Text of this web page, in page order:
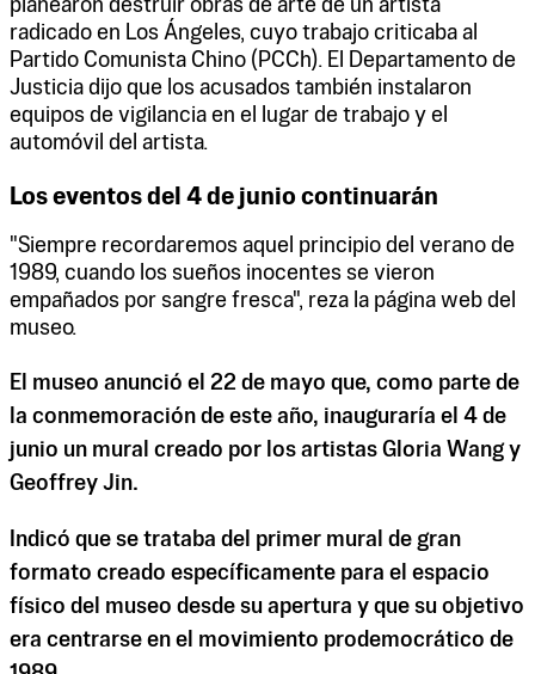
planearon destruir obras de arte de un artista
radicado en Los Ángeles, cuyo trabajo criticaba al
Partido Comunista Chino (PCCh). El Departamento de
Justicia dijo que los acusados ​​también instalaron
equipos de vigilancia en el lugar de trabajo y el
automóvil del artista.
Los eventos del 4 de junio continuarán
"Siempre recordaremos aquel principio del verano de
1989, cuando los sueños inocentes se vieron
empañados por sangre fresca", reza la página web del
museo.
El museo anunció el 22 de mayo que, como parte de
la conmemoración de este año, inauguraría el 4 de
junio un mural creado por los artistas Gloria Wang y
Geoffrey Jin.
Indicó que se trataba del primer mural de gran
formato creado específicamente para el espacio
físico del museo desde su apertura y que su objetivo
era centrarse en el movimiento prodemocrático de